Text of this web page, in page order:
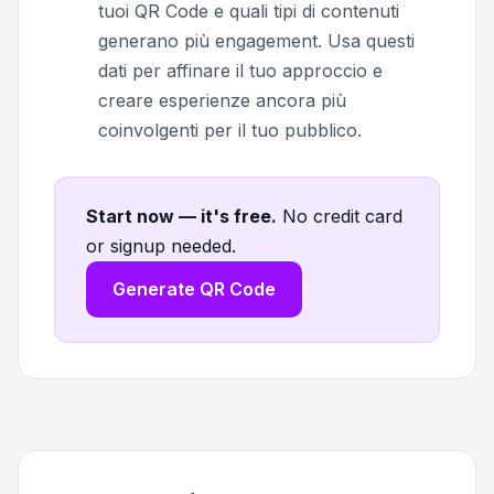
tuoi QR Code e quali tipi di contenuti
generano più engagement. Usa questi
dati per affinare il tuo approccio e
creare esperienze ancora più
coinvolgenti per il tuo pubblico.
Start now — it's free. No credit card
or signup needed.
Generate QR Code